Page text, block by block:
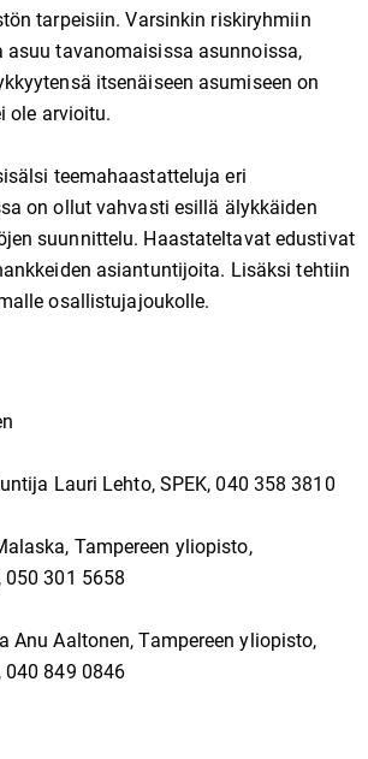
tarpeisiin. Varsinkin riskiryhmiin
asuu tavanomaisissa asunnoissa,
itsenäiseen asumiseen on
ole arvioitu.
teemahaastatteluja eri
on ollut vahvasti esillä älykkäiden
suunnittelu. Haastateltavat edustivat
asiantuntijoita. Lisäksi tehtiin
osallistujajoukolle.
Lauri Lehto, SPEK, 040 358 3810
Tampereen yliopisto,
050 301 5658
Anu Aaltonen, Tampereen yliopisto,
040 849 0846